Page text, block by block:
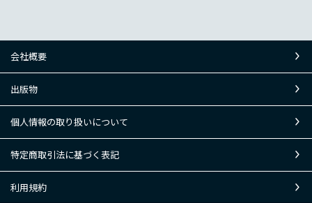
会社概要
出版物
個人情報の取り扱いについて
特定商取引法に基づく表記
利用規約